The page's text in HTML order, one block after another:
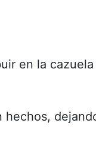
en la
hechos,